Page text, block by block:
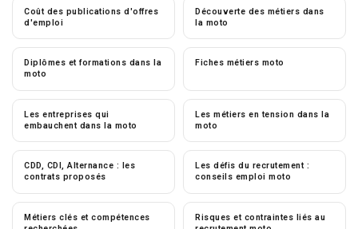
Coût des publications d'offres
d'emploi
Découverte des métiers dans
la moto
Diplômes et formations dans la
moto
Fiches métiers moto
Les entreprises qui
embauchent dans la moto
Les métiers en tension dans la
moto
CDD, CDI, Alternance : les
contrats proposés
Les défis du recrutement :
conseils emploi moto
Métiers clés et compétences
Risques et contraintes liés au